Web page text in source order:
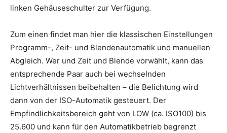
linken Gehäuseschulter zur Verfügung.
Zum einen findet man hier die klassischen Einstellungen
Programm-, Zeit- und Blendenautomatik und manuellen
Abgleich. Wer und Zeit und Blende vorwählt, kann das
entsprechende Paar auch bei wechselnden
Lichtverhältnissen beibehalten – die Belichtung wird
dann von der ISO-Automatik gesteuert. Der
Empfindlichkeitsbereich geht von LOW (ca. ISO100) bis
25.600 und kann für den Automatikbetrieb begrenzt